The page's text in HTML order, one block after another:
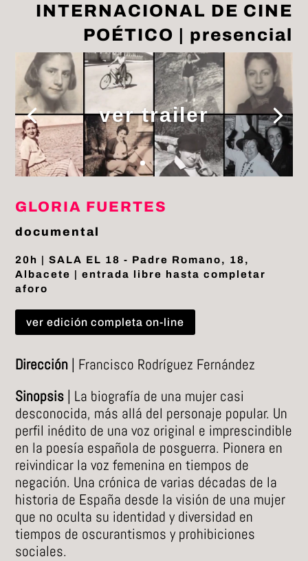
INTERNACIONAL DE CINE
POÉTICO | presencial
ver trailer
GLORIA FUERTES
documental
20h | SALA EL 18 - Padre Romano, 18,
Albacete | entrada libre hasta completar
aforo
ver edición completa on-line
Dirección | Francisco Rodríguez Fernández
Sinopsis | La biografía de una mujer casi
desconocida, más allá del personaje popular. Un
perfil inédito de una voz original e imprescindible
en la poesía española de posguerra. Pionera en
reivindicar la voz femenina en tiempos de
negación. Una crónica de varias décadas de la
historia de España desde la visión de una mujer
que no oculta su identidad y diversidad en
tiempos de oscurantismos y prohibiciones
sociales.